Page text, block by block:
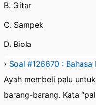
B. Gitar
C. Sampek
D. Biola
› Soal #126670 : Bahasa
Ayah membeli palu
barang-barang. Kata